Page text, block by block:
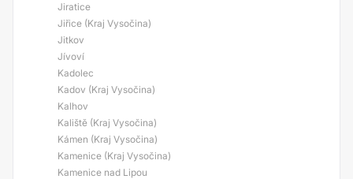
Jiratice
Jiřice (Kraj Vysočina)
Jitkov
Jívoví
Kadolec
Kadov (Kraj Vysočina)
Kalhov
Kaliště (Kraj Vysočina)
Kámen (Kraj Vysočina)
Kamenice (Kraj Vysočina)
Kamenice nad Lipou